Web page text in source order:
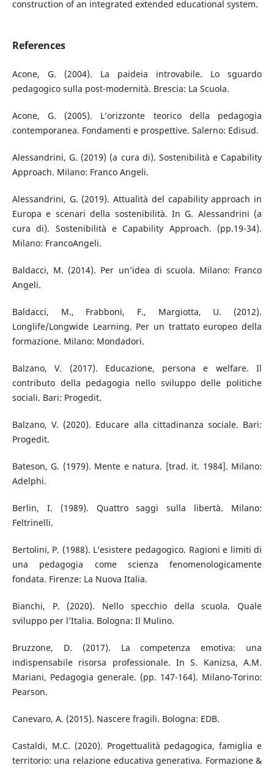
construction of an integrated extended educational system.
References
Acone, G. (2004). La paideia introvabile. Lo sguardo
pedagogico sulla post-modernità. Brescia: La Scuola.
Acone, G. (2005). L’orizzonte teorico della pedagogia
contemporanea. Fondamenti e prospettive. Salerno: Edisud.
Alessandrini, G. (2019) (a cura di). Sostenibilità e Capability
Approach. Milano: Franco Angeli.
Alessandrini, G. (2019). Attualità del capability approach in
Europa e scenari della sostenibilità. In G. Alessandrini (a
cura di). Sostenibilità e Capability Approach. (pp.19-34).
Milano: FrancoAngeli.
Baldacci, M. (2014). Per un’idea di scuola. Milano: Franco
Angeli.
Baldacci, M., Frabboni, F., Margiotta, U. (2012).
Longlife/Longwide Learning. Per un trattato europeo della
formazione. Milano: Mondadori.
Balzano, V. (2017). Educazione, persona e welfare. Il
contributo della pedagogia nello sviluppo delle politiche
sociali. Bari: Progedit.
Balzano, V. (2020). Educare alla cittadinanza sociale. Bari:
Progedit.
Bateson, G. (1979). Mente e natura. [trad. it. 1984]. Milano:
Adelphi.
Berlin, I. (1989). Quattro saggi sulla libertà. Milano:
Feltrinelli.
Bertolini, P. (1988). L’esistere pedagogico. Ragioni e limiti di
una pedagogia come scienza fenomenologicamente
fondata. Firenze: La Nuova Italia.
Bianchi, P. (2020). Nello specchio della scuola. Quale
sviluppo per l’Italia. Bologna: Il Mulino.
Bruzzone, D. (2017). La competenza emotiva: una
indispensabile risorsa professionale. In S. Kanizsa, A.M.
Mariani, Pedagogia generale. (pp. 147-164). Milano-Torino:
Pearson.
Canevaro, A. (2015). Nascere fragili. Bologna: EDB.
Castaldi, M.C. (2020). Progettualità pedagogica, famiglia e
territorio: una relazione educativa generativa. Formazione &